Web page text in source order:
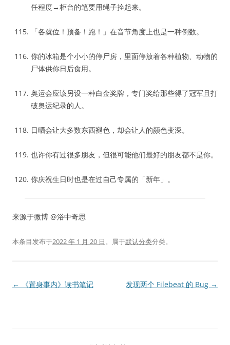
任程度→柜台的笔要用绳子拴起来。
「各就位！预备！跑！」在音节角度上也是一种倒数。
你的冰箱是个小小的停尸房，里面停放着各种植物、动物的
尸体供你日后食用。
奥运会应该另设一种白金奖牌，专门奖给那些得了冠军且打
破奥运纪录的人。
日晒会让大多数东西褪色，却会让人的颜色变深。
也许你有过很多朋友，但很可能他们最好的朋友都不是你。
你庆祝生日时也是在过自己专属的「新年」。
来源于微博 @浴中奇思
本条目发布于2022 年 1 月 20 日。属于默认分类分类。
文
← 《置身事内》读书笔记 发现两个 Filebeat 的 Bug →